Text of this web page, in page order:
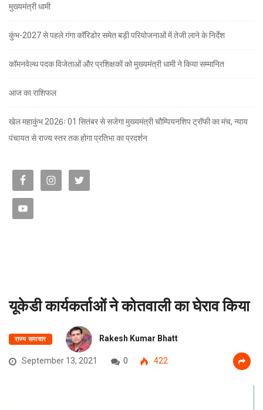
मुख्यमंत्री धामी
कुंभ-2027 से पहले गंगा कॉरिडोर समेत बड़ी परियोजनाओं में तेजी लाने के निर्देश
कॉमनवेल्थ पदक विजेताओं और प्रशिक्षकों को मुख्यमंत्री धामी ने किया सम्मानित
आज का राशिफल
खेल महाकुंभ 2026ः 01 सितंबर से सजेगा मुख्यमंत्री चौम्पियनशिप ट्रॉफी का मंच, न्याय
पंचायत से राज्य स्तर तक होगा प्रतिभा का प्रदर्शन
यूकेडी कार्यकर्ताओं ने कोतवाली का घेराव किया
राज्य समाचार Rakesh Kumar Bhatt
September 13, 2021 0 422